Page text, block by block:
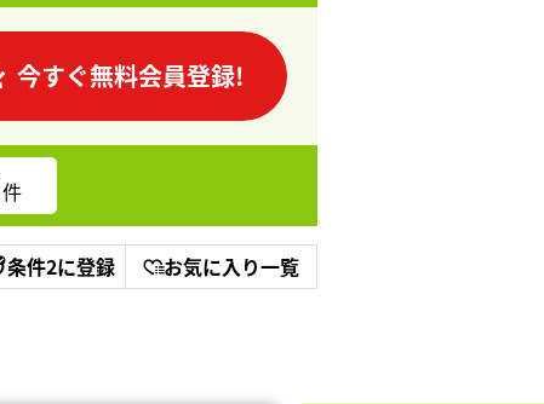
今すぐ無料会員登録!
件
条件2に登録 お気に入り一覧